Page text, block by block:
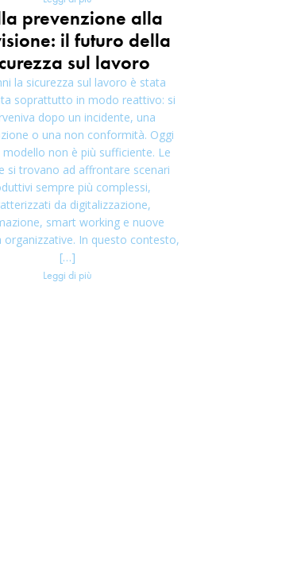
prevenzione alla
il futuro della
sul lavoro
la sicurezza sul lavoro è stata
soprattutto in modo reattivo: si
dopo un incidente, una
o una non conformità. Oggi
modello non è più sufficiente. Le
si trovano ad affrontare scenari
sempre più complessi,
da digitalizzazione,
smart working e nuove
organizzative. In questo contesto,
[…]
Leggi di più